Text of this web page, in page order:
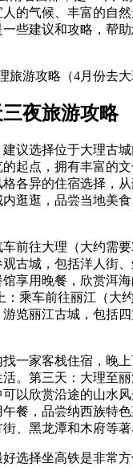
的气候、丰富的自
些建议和攻略，帮
夜旅游攻略
议选择位于大理古
起点，拥有丰富的
各异的住宿选择，
逛逛，品尝当地美
前往大理（大约需
古城，包括洋人街
馆享用晚餐，欣赏洱
乘车前往丽江（大
览丽江古城，包括
一家客栈住宿，晚
。第三天：大理至
以欣赏沿途的山水
餐，品尝纳西族特
、黑龙潭和木府等著
选择坐高铁是非常